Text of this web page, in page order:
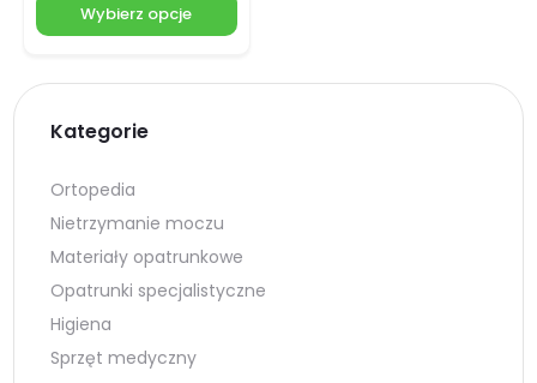
Wybierz opcje
Kategorie
Ortopedia
Nietrzymanie moczu
Materiały opatrunkowe
Opatrunki specjalistyczne
Higiena
Sprzęt medyczny